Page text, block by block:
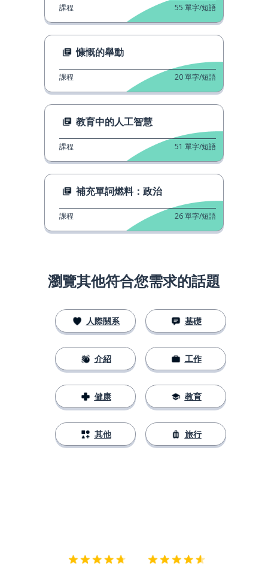
課程 55 單字/短語
慷慨的舉動
課程 20單字/短語
教育中的人工智慧
課程 51 單字/短語
補充單詞燃料：政治
課程 26單字/短語
瀏覽其他符合您需求的話題
人際關系
介紹
健康
其他
基礎
工作
教育
旅行